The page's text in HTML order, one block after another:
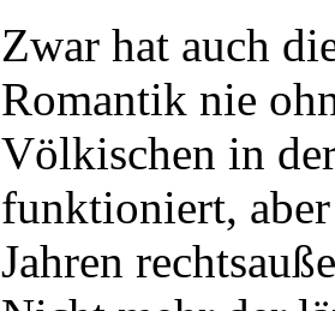
Zwar hat auch
Romantik nie
Völkischen in
funktioniert,
Jahren